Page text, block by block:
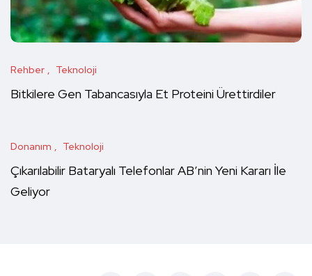
Rehber Teknoloji
Bitkilere Gen Tabancasıyla Et Proteini Ürettirdiler
Donanım Teknoloji
Çıkarılabilir Bataryalı Telefonlar AB’nin Yeni Kararı İle
Geliyor